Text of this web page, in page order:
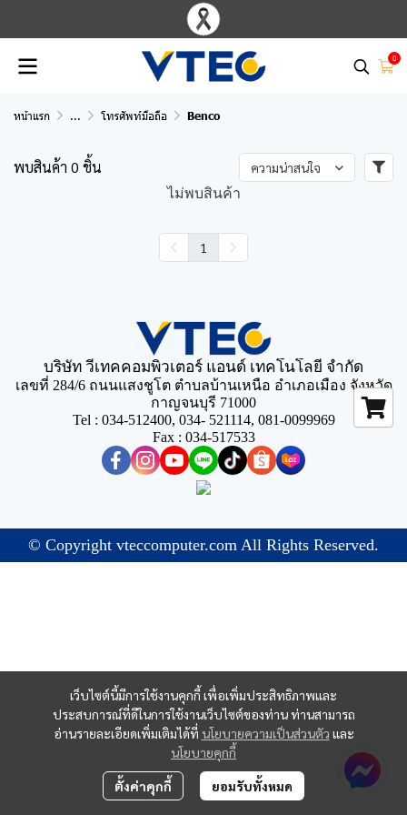
0
หน้าแรก ... โทรศัพท์มือถือ Benco
พบสินค้า 0 ชิ้น ความน่าสนใจ
ไม่พบสินค้า
1
เว็บไซต์นี้มีการใช้งานคุกกี้ เพื่อเพิ่มประสิทธิภาพและ
ประสบการณ์ที่ดีในการใช้งานเว็บไซต์ของท่าน ท่านสามารถ
อ่านรายละเอียดเพิ่มเติมได้ที่ นโยบายความเป็นส่วนตัว และ
นโยบายคุกกี้
ตั้งค่าคุกกี้ ยอมรับทั้งหมด
บริษัท วีเทคคอมพิวเตอร์ แอนด์ เทคโนโลยี จำกัด
เลขที่ 284/6 ถนนแสงชูโต ตำบลบ้านเหนือ อำเภอเมือง จังหวัด
กาญจนบุรี 71000
Tel : 034-512400, 034- 521114, 081-0099969
Fax : 034-517533
© Copyright vteccomputer.com All Rights Reserved.